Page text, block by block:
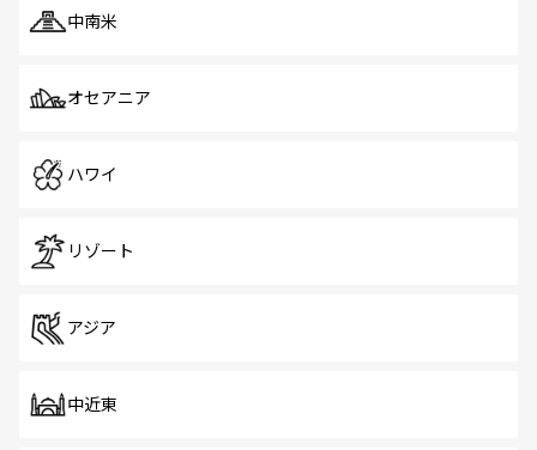
中南米
オセアニア
ハワイ
リゾート
アジア
中近東